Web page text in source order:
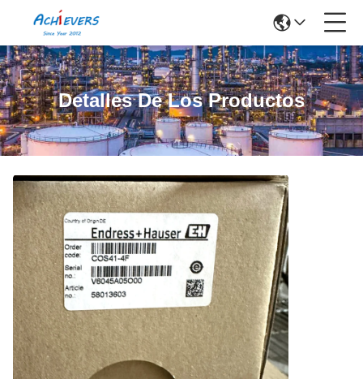
Detalles De Los Productos